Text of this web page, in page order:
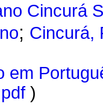
Cincurá
; Cincurá,
em
pdf )